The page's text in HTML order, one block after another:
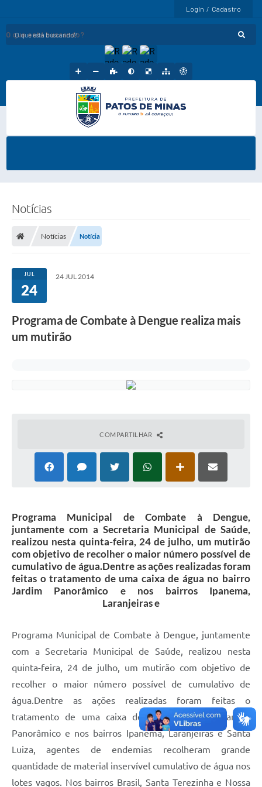
Login / Cadastro
O que está buscando?
Notícias
Notícias Notícia
JUL
24
24 JUL 2014
Programa de Combate à Dengue realiza mais
um mutirão
COMPARTILHAR
Programa Municipal de Combate à Dengue,
juntamente com a Secretaria Municipal de Saúde,
realizou nesta quinta-feira, 24 de julho, um mutirão
com objetivo de recolher o maior número possível de
cumulativo de água.Dentre as ações realizadas foram
feitas o tratamento de uma caixa de água no bairro
Jardim Panorâmico e nos bairros Ipanema,
Laranjeiras e
Programa Municipal de Combate à Dengue, juntamente
com a Secretaria Municipal de Saúde, realizou nesta
quinta-feira, 24 de julho, um mutirão com objetivo de
recolher o maior número possível de cumulativo de
água.Dentre as ações realizadas foram feitas o
tratamento de uma caixa de água no bairro Jardim
Panorâmico e nos bairros Ipanema, Laranjeiras e Santa
Luiza, agentes de endemias recolheram grande
quantidade de material inservível cumulativo de água nos
lotes vagos. Nos bairros Brasil, Santa Terezinha e Nossa